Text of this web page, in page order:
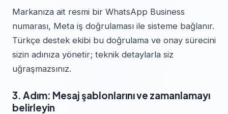
Markanıza ait resmi bir WhatsApp Business
numarası, Meta iş doğrulaması ile sisteme bağlanır.
Türkçe destek ekibi bu doğrulama ve onay sürecini
sizin adınıza yönetir; teknik detaylarla siz
uğraşmazsınız.
3. Adım: Mesaj şablonlarını ve zamanlamayı
belirleyin